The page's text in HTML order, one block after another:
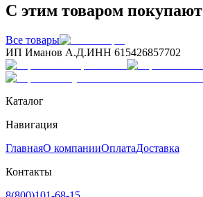
С этим товаром покупают
Все товары
ИП Иманов А.Д.ИНН 615426857702
Каталог
Навигация
ГлавнаяО компанииОплатаДоставка
Контакты